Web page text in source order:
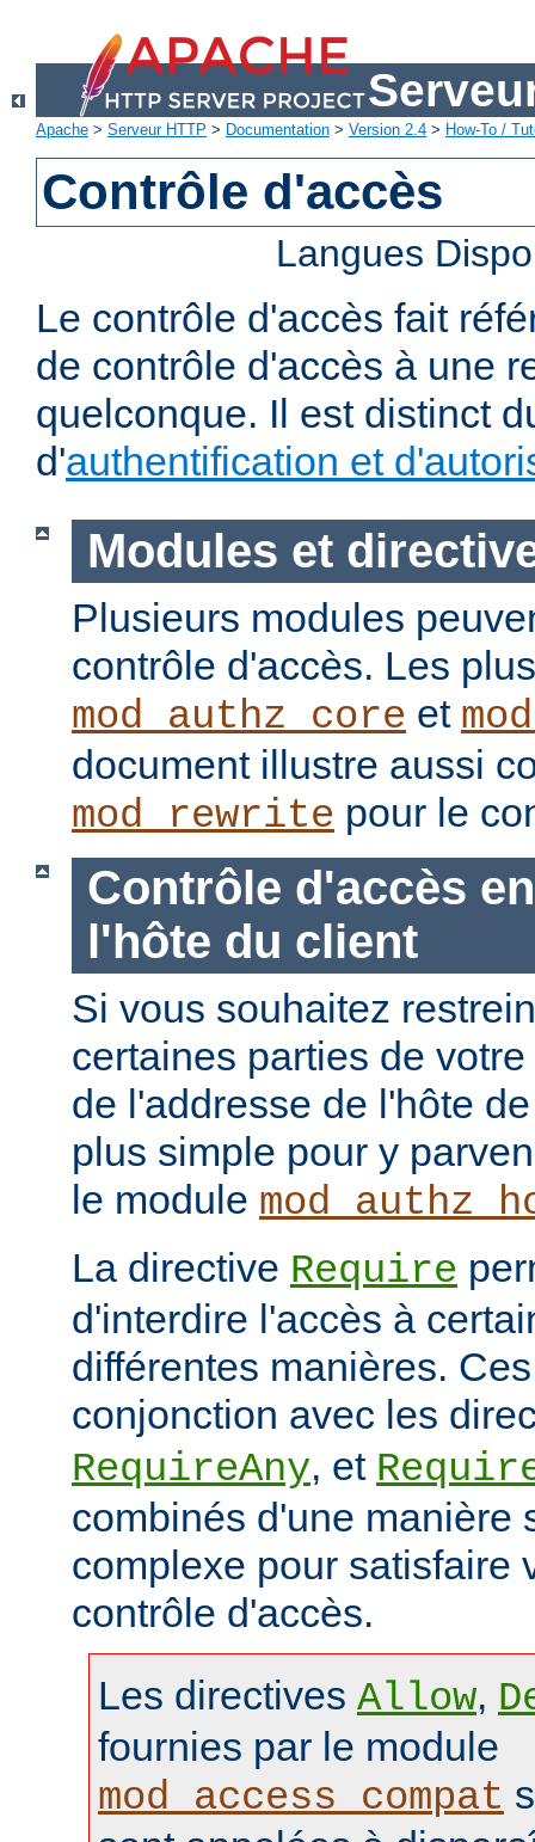
Apache > Serveur HTTP > Documentation > Version 2.4 > How-To /
Contrôle d'accès
Langues
Le contrôle d'accès fait
de contrôle d'accès à une
quelconque. Il est distinct
d'authentification et
Modules et
Plusieurs modules
contrôle d'accès. Les
mod_authz_core et
document illustre aussi
mod_rewrite pour le
Contrôle d'accès
l'hôte du client
Si vous souhaitez
certaines parties de
de l'addresse de l'hôte
plus simple pour y
le module
La directive Require
d'interdire l'accès à
différentes manières.
conjonction avec les
RequireAny, et
combinés d'une manière
complexe pour satisfaire
contrôle d'accès.
Les directives Allow,
fournies par le module
mod_access_compat